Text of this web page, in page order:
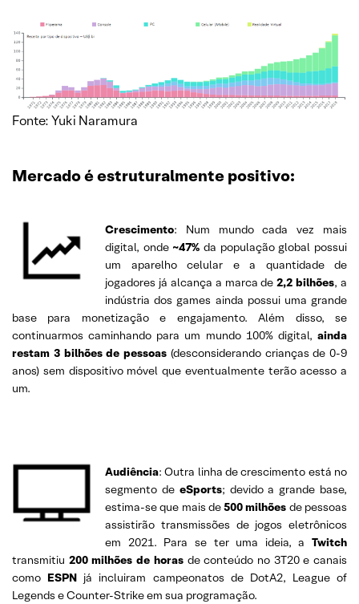
Fonte: Yuki Naramura
Mercado é estruturalmente positivo:
Crescimento: Num mundo cada vez mais
digital, onde ~47% da população global possui
um aparelho celular e a quantidade de
jogadores já alcança a marca de2,2 bilhões, a
indústria dos games ainda possui uma grande
base para monetização e engajamento. Além disso, se
continuarmos caminhando para um mundo 100% digital, ainda
restam 3 bilhões de pessoas (desconsiderando crianças de 0-9
anos) sem dispositivo móvel que eventualmente terão acesso a
um.
Audiência: Outra linha de crescimento está no
segmento de eSports; devido a grande base,
estima-se que mais de500 milhões de pessoas
assistirão transmissões de jogos eletrônicos
em 2021. Para se ter uma ideia, a Twitch
transmitiu 200 milhões de horasde conteúdo no 3T20 e canais
como ESPN já incluiram campeonatos de DotA2, League of
Legends e Counter-Strike em sua programação.